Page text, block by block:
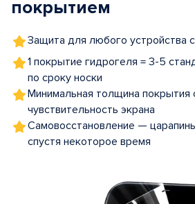
покрытием
Защита для любого устройства
1 покрытие гидрогеля = 3-5
по сроку носки
Минимальная толщина покрытия
чувствительность экрана
Самовосстановление —
спустя некоторое время